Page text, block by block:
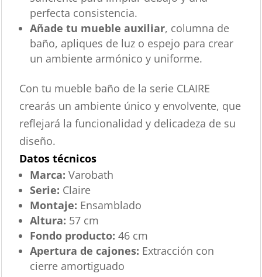
perfecta consistencia.
Añade tu mueble auxiliar, columna de
baño, apliques de luz o espejo para crear
un ambiente armónico y uniforme.
Con tu mueble baño de la serie CLAIRE
crearás un ambiente único y envolvente, que
reflejará la funcionalidad y delicadeza de su
diseño.
Datos técnicos
Marca: Varobath
Serie: Claire
Montaje: Ensamblado
Altura: 57 cm
Fondo producto: 46 cm
Apertura de cajones: Extracción con
cierre amortiguado